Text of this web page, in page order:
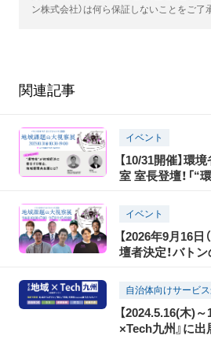
ン株式会社）は何ら保証しないことをご了
関連記事
イベント
【10/31開催】環
室 室長登壇！「“
イベント
【2026年9月16日
壇者決定！バト
課題のピントと
自治体向けサービ
【2024.5.16(木)
×Tech九州』に出